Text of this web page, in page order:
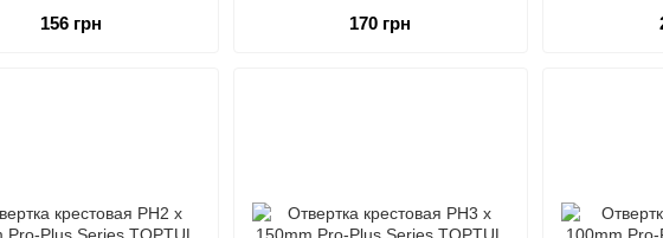
156 грн
170 грн